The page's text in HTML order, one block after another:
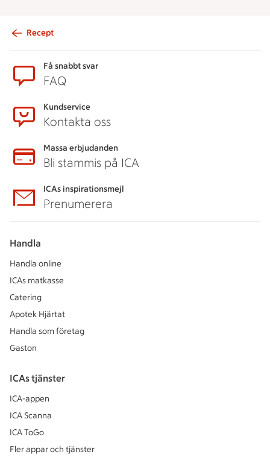
Recept
Få snabbt svar
FAQ
Kundservice
Kontakta oss
Massa erbjudanden
Bli stammis på ICA
ICAs inspirationsmejl
Prenumerera
Handla
Handla online
ICAs matkasse
Catering
Apotek Hjärtat
Handla som företag
Gaston
ICAs tjänster
ICA-appen
ICA Scanna
ICA ToGo
Fler appar och tjänster